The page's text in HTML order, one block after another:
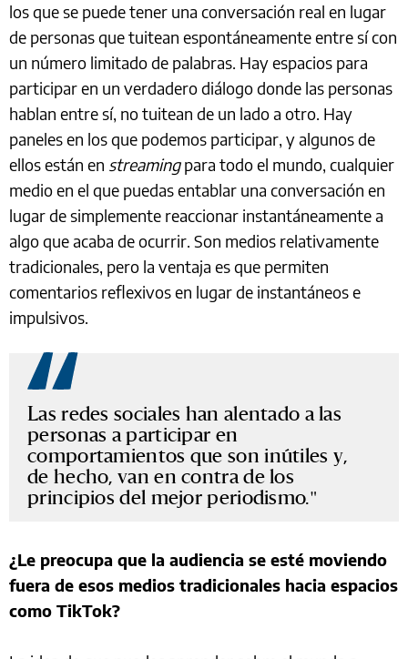
los que se puede tener una conversación real en lugar
de personas que tuitean espontáneamente entre sí con
un número limitado de palabras. Hay espacios para
participar en un verdadero diálogo donde las personas
hablan entre sí, no tuitean de un lado a otro. Hay
paneles en los que podemos participar, y algunos de
ellos están en streamingpara todo el mundo, cualquier
medio en el que puedas entablar una conversación en
lugar de simplemente reaccionar instantáneamente a
algo que acaba de ocurrir. Son medios relativamente
tradicionales, pero la ventaja es que permiten
comentarios reflexivos en lugar de instantáneos e
impulsivos.
Las redes sociales han alentado a las
personas a participar en
comportamientos que son inútiles y,
de hecho, van en contra de los
principios del mejor periodismo.
¿Le preocupa que la audiencia se esté moviendo
fuera de esos medios tradicionales hacia espacios
como TikTok?